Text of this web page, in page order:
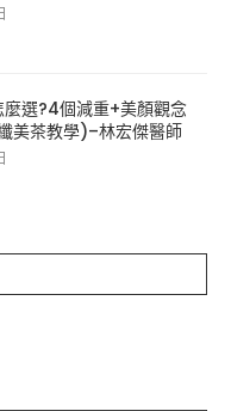
選?4個減重+美顏觀念
美茶教學)–林宏傑醫師